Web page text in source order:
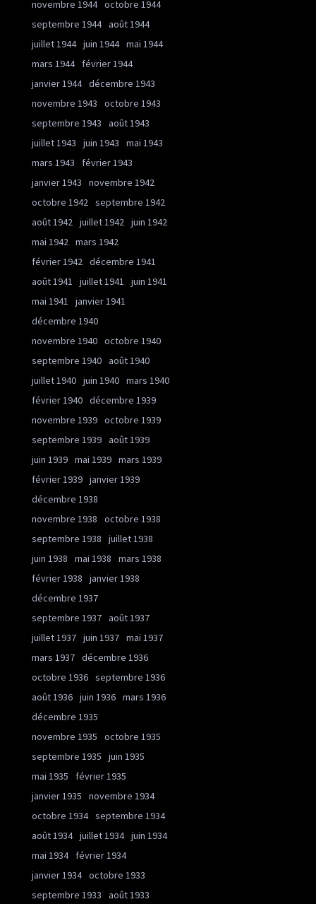
novembre 1944 octobre 1944
septembre 1944 août 1944
juillet 1944 juin 1944 mai 1944
mars 1944
février 1944
janvier 1944 décembre 1943
novembre 1943
octobre 1943
septembre 1943
août 1943
juillet 1943
juin 1943
mai 1943
mars 1943
février 1943
janvier 1943
novembre 1942
octobre 1942 septembre 1942
août 1942 juillet 1942 juin 1942
mai 1942 mars 1942
février 1942 décembre 1941
août 1941
juillet 1941
juin 1941
mai 1941
janvier 1941
décembre 1940
novembre 1940 octobre 1940
septembre 1940 août 1940
juillet 1940 juin 1940 mars 1940
février 1940 décembre 1939
novembre 1939 octobre 1939
septembre 1939 août 1939
juin 1939 mai 1939 mars 1939
février 1939 janvier 1939
décembre 1938
novembre 1938
octobre 1938
septembre 1938
juillet 1938
juin 1938
mai 1938
mars 1938
février 1938
janvier 1938
décembre 1937
septembre 1937 août 1937
juillet 1937 juin 1937 mai 1937
mars 1937 décembre 1936
octobre 1936 septembre 1936
août 1936 juin 1936 mars 1936
décembre 1935
novembre 1935
octobre 1935
septembre 1935
juin 1935
mai 1935
février 1935
janvier 1935
novembre 1934
octobre 1934 septembre 1934
août 1934 juillet 1934 juin 1934
mai 1934
février 1934
janvier 1934 octobre 1933
septembre 1933
août 1933